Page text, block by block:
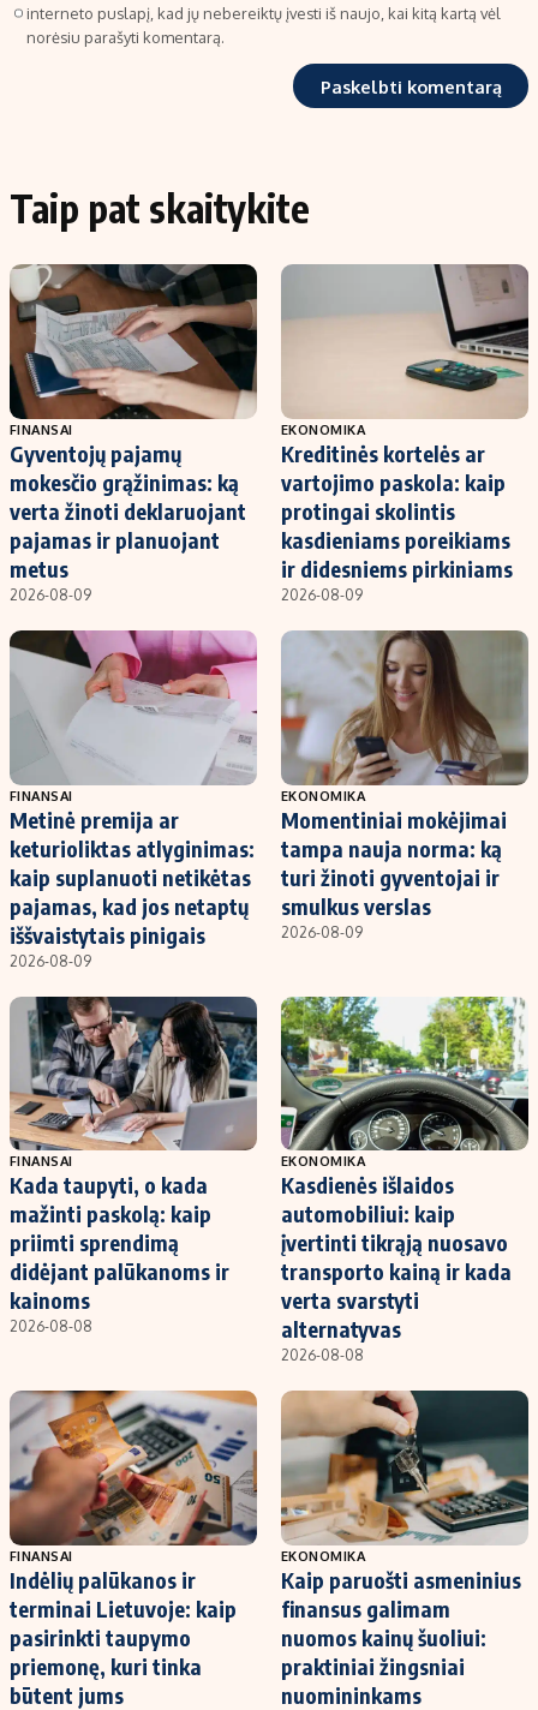
interneto puslapį, kad jų nebereiktų įvesti iš naujo, kai kitą kartą vėl
norėsiu parašyti komentarą.
Taip pat skaitykite
FINANSAI
Gyventojų pajamų
mokesčio grąžinimas: ką
verta žinoti deklaruojant
pajamas ir planuojant
metus
2026-08-09
EKONOMIKA
Kreditinės kortelės ar
vartojimo paskola: kaip
protingai skolintis
kasdieniams poreikiams
ir didesniems pirkiniams
2026-08-09
FINANSAI
Metinė premija ar
keturioliktas atlyginimas:
kaip suplanuoti netikėtas
pajamas, kad jos netaptų
iššvaistytais pinigais
2026-08-09
EKONOMIKA
Momentiniai mokėjimai
tampa nauja norma: ką
turi žinoti gyventojai ir
smulkus verslas
2026-08-09
FINANSAI
Kada taupyti, o kada
mažinti paskolą: kaip
priimti sprendimą
didėjant palūkanoms ir
kainoms
2026-08-08
EKONOMIKA
Kasdienės išlaidos
automobiliui: kaip
įvertinti tikrąją nuosavo
transporto kainą ir kada
verta svarstyti
alternatyvas
2026-08-08
FINANSAI
Indėlių palūkanos ir
terminai Lietuvoje: kaip
pasirinkti taupymo
priemonę, kuri tinka
būtent jums
EKONOMIKA
Kaip paruošti asmeninius
finansus galimam
nuomos kainų šuoliui:
praktiniai žingsniai
nuomininkams